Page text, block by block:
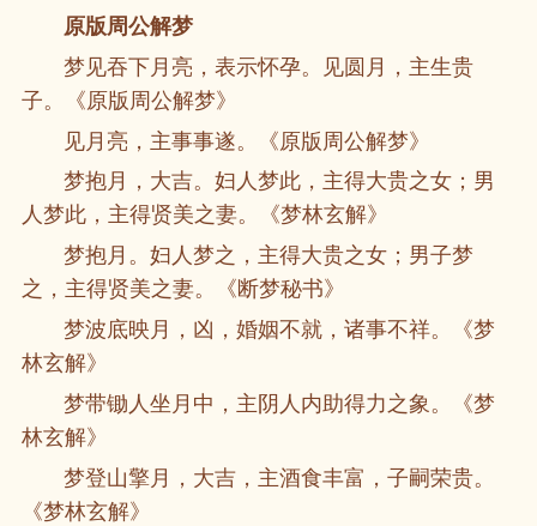
原版周公解梦
梦见吞下月亮，表示怀孕。见圆月，主生贵
子。《原版周公解梦》
见月亮，主事事遂。《原版周公解梦》
梦抱月，大吉。妇人梦此，主得大贵之女；男
人梦此，主得贤美之妻。《梦林玄解》
梦抱月。妇人梦之，主得大贵之女；男子梦
之，主得贤美之妻。《断梦秘书》
梦波底映月，凶，婚姻不就，诸事不祥。《梦
林玄解》
梦带锄人坐月中，主阴人内助得力之象。《梦
林玄解》
梦登山擎月，大吉，主酒食丰富，子嗣荣贵。
《梦林玄解》